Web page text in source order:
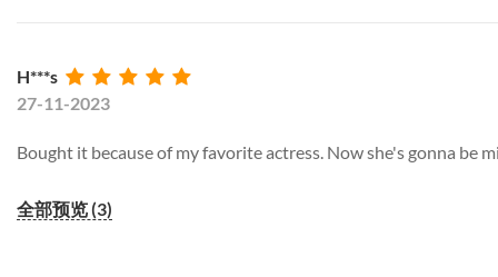
H***s
27-11-2023
Bought it because of my favorite actress. Now she's gonna be
全部预览 (3)